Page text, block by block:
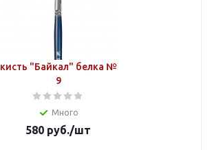
кисть "Байкал" белка №
9
Много
580 руб./шт